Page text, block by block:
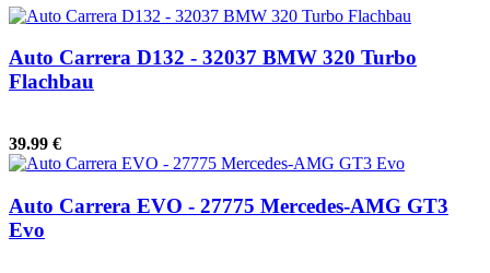
Auto Carrera D132 - 32037 BMW 320 Turbo
Flachbau
39.99 €
Auto Carrera EVO - 27775 Mercedes-AMG GT3
Evo